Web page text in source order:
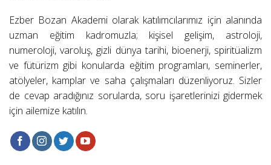
Ezber Bozan Akademi olarak katılımcılarımız için alanında
uzman eğitim kadromuzla; kişisel gelişim, astroloji,
numeroloji, varoluş, gizli dünya tarihi, bioenerji, spiritüalizm
ve fütürizm gibi konularda eğitim programları, seminerler,
atölyeler, kamplar ve saha çalışmaları düzenliyoruz. Sizler
de cevap aradığınız sorularda, soru işaretlerinizi gidermek
için ailemize katılın.